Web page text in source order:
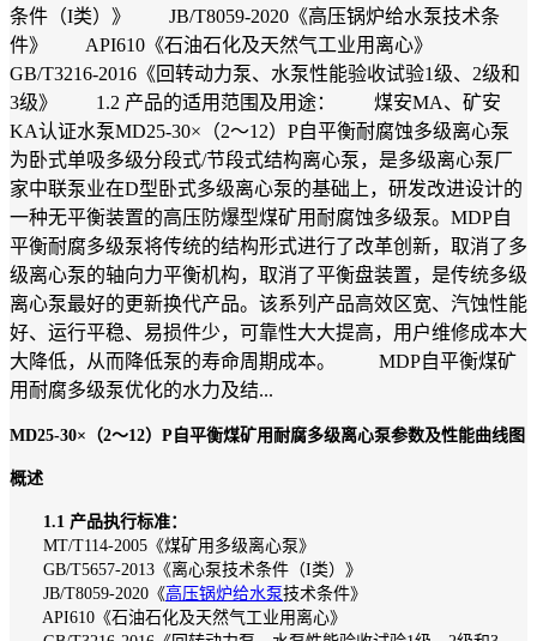
条件（I类）》 JB/T8059-2020《高压锅炉给水泵技术条
件》 API610《石油石化及天然气工业用离心》
GB/T3216-2016《回转动力泵、水泵性能验收试验1级、2级和
3级》 1.2 产品的适用范围及用途： 煤安MA、矿安
KA认证水泵MD25-30×（2～12）P自平衡耐腐蚀多级离心泵
为卧式单吸多级分段式/节段式结构离心泵，是多级离心泵厂
家中联泵业在D型卧式多级离心泵的基础上，研发改进设计的
一种无平衡装置的高压防爆型煤矿用耐腐蚀多级泵。MDP自
平衡耐腐多级泵将传统的结构形式进行了改革创新，取消了多
级离心泵的轴向力平衡机构，取消了平衡盘装置，是传统多级
离心泵最好的更新换代产品。该系列产品高效区宽、汽蚀性能
好、运行平稳、易损件少，可靠性大大提高，用户维修成本大
大降低，从而降低泵的寿命周期成本。 MDP自平衡煤矿
用耐腐多级泵优化的水力及结...
MD25-30×（2～12）P自平衡煤矿用耐腐多级离心泵参数及性能曲线图
概述
1.1 产品执行标准：
MT/T114-2005《煤矿用多级离心泵》
GB/T5657-2013《离心泵技术条件（I类）》
JB/T8059-2020《高压锅炉给水泵技术条件》
API610《石油石化及天然气工业用离心》